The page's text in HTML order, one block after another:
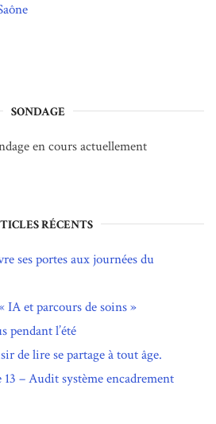
SONDAGE
en cours actuellement
RÉCENTS
ses portes aux journées du
IA et parcours de soins »
pendant l’été
de lire se partage à tout âge.
– Audit système encadrement